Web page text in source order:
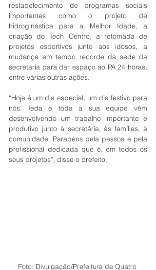
restabelecimento de programas sociais
importantes como o projeto de
hidroginástica para a Melhor Idade, a
criação do Tech Centro, a retomada de
projetos esportivos junto aos idosos, a
mudança em tempo recorde da sede da
secretaria para dar espaço ao PA 24 horas,
entre várias outras ações.
“Hoje é um dia especial, um dia festivo para
nós. Ieda e toda a sua equipe vêm
desenvolvendo um trabalho importante e
produtivo junto à secretária, às famílias, à
comunidade. Parabéns pela pessoa e pela
profissional dedicada que é, em todos os
seus projetos”, disse o prefeito.
Foto: Divulgação/Prefeitura de Quatro